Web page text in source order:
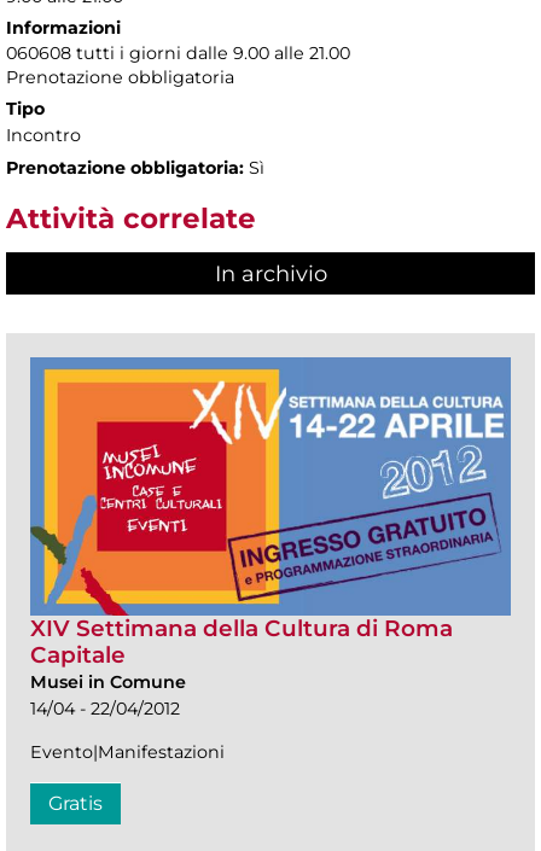
Informazioni
060608 tutti i giorni dalle 9.00 alle 21.00
Prenotazione obbligatoria
Tipo
Incontro
Prenotazione obbligatoria: Sì
Attività correlate
In archivio
XIV Settimana della Cultura di Roma
Capitale
Musei in Comune
14/04 - 22/04/2012
Evento|Manifestazioni
Gratis